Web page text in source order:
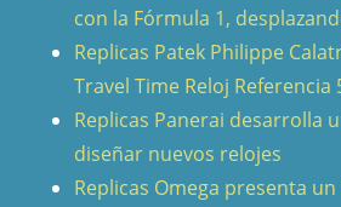
con la Fórmula 1,
Replicas Patek Philippe
Travel Time Reloj Referencia
Replicas Panerai desarrolla
diseñar nuevos relojes
Replicas Omega presenta